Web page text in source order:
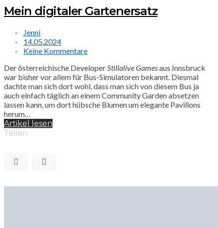
Mein digitaler Gartenersatz
Jenni
14.05.2024
Keine Kommentare
Der österreichische DeveloperStillalive Gamesaus Innsbruck
war bisher vor allem für Bus-Simulatoren bekannt. Diesmal
dachte man sich dort wohl, dass man sich von diesem Bus ja
auch einfach täglich an einem Community Garden absetzen
lassen kann, um dort hübsche Blumen um elegante Pavillons
herum…
Artikel lesen
Teilen